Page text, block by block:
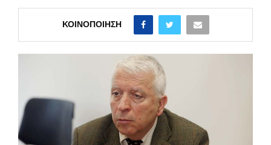
ΚΟΙΝΟΠΟΊΗΣΗ